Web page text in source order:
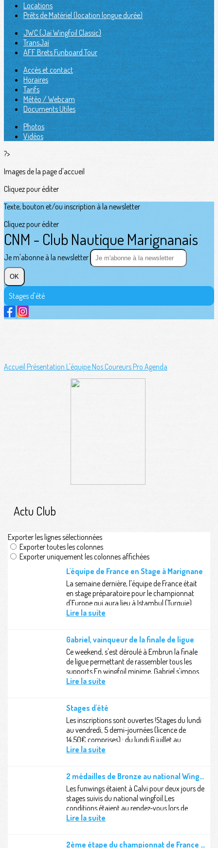
Locations
Prêts de Matériel (location longue durée)
JWC (Jaï Wingfoil Classic)
TransJaï
AFF Brets Funboard Tour
Accès et contact
Horaires
Tarifs
Météo / Webcam
Documents Utiles
Photos
Vidéos
?>
Images de la page d'accueil
Cliquez pour éditer
Texte, bouton et/ou inscription à la newsletter
Cliquez pour éditer
CNM - Club Nautique Marignanais
Je m'abonne à la newsletter
OK
Stages d'été
Accueil Présentation L'équipeNos Coureurs Pro Agenda
Actu Club